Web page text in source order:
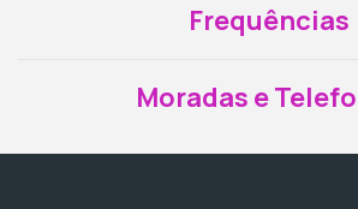
Frequências
Moradas e